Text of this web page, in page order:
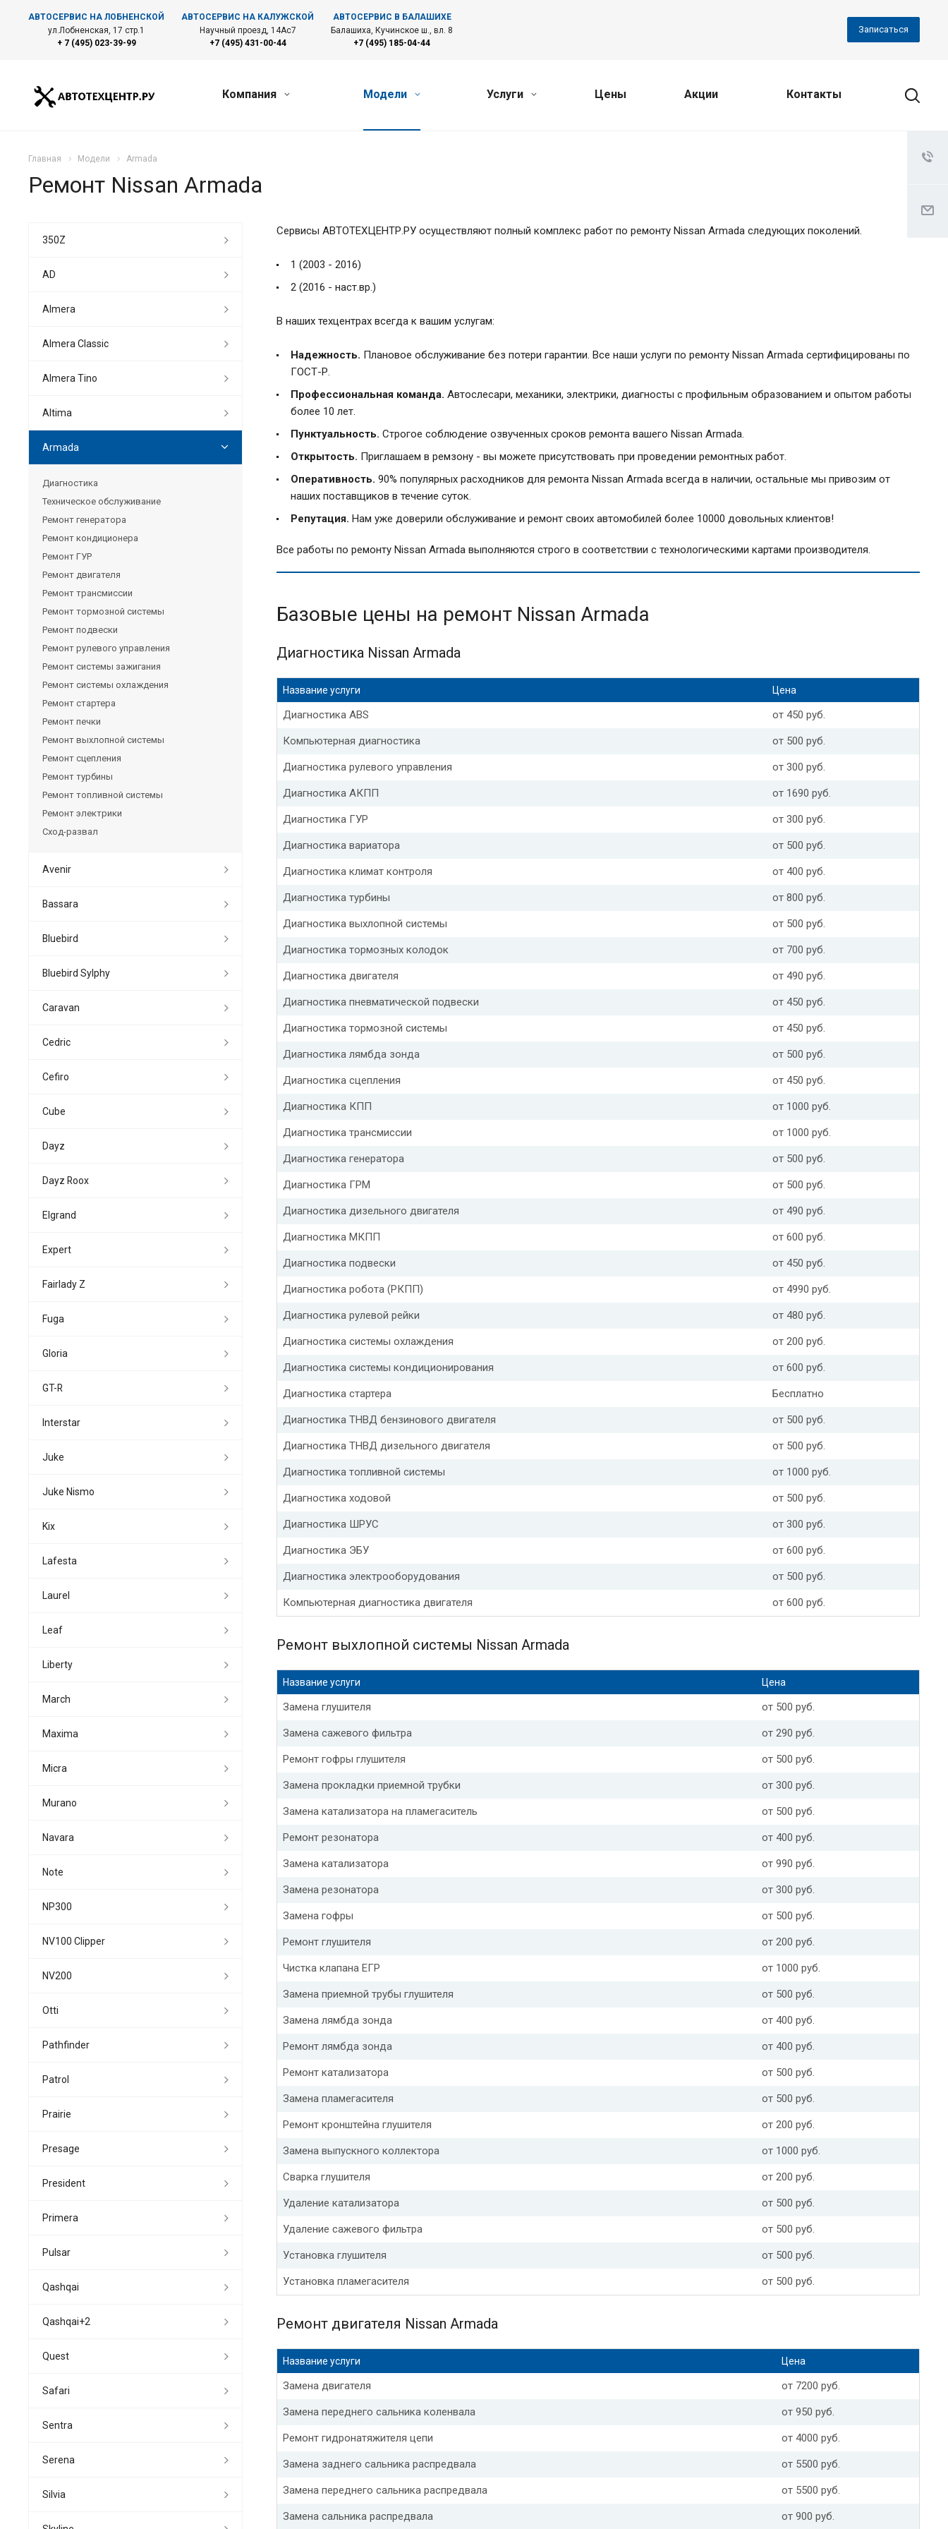
АВТОСЕРВИС НА ЛОБНЕНСКОЙ
ул.Лобненская, 17 стр.1
+ 7 (495) 023-39-99
АВТОСЕРВИС НА КАЛУЖСКОЙ
Научный проезд, 14Ас7
+7 (495) 431-00-44
АВТОСЕРВИС В БАЛАШИХЕ
Балашиха, Кучинское ш., вл. 8
+7 (495) 185-04-44
Записаться
Компания Модели Услуги Цены Акции Контакты
Главная Модели Armada
Ремонт Nissan Armada
Сервисы АВТОТЕХЦЕНТР.РУ осуществляют полный комплекс работ по ремонту Nissan Armada следующих поколений.
1 (2003 - 2016)
2 (2016 - наст.вр.)
В наших техцентрах всегда к вашим услугам:
Надежность. Плановое обслуживание без потери гарантии. Все наши услуги по ремонту Nissan Armada сертифицированы по
ГОСТ-Р.
Профессиональная команда. Автослесари, механики, электрики, диагносты с профильным образованием и опытом работы
более 10 лет.
Пунктуальность. Строгое соблюдение озвученных сроков ремонта вашего Nissan Armada.
Открытость. Приглашаем в ремзону - вы можете присутствовать при проведении ремонтных работ.
Оперативность. 90% популярных расходников для ремонта Nissan Armada всегда в наличии, остальные мы привозим от
наших поставщиков в течение суток.
Репутация. Нам уже доверили обслуживание и ремонт своих автомобилей более 10000 довольных клиентов!
Все работы по ремонту Nissan Armada выполняются строго в соответствии с технологическими картами производителя.
Базовые цены на ремонт Nissan Armada
Диагностика Nissan Armada
Название услуги Цена
Диагностика ABS от 450 руб.
Компьютерная диагностика от 500 руб.
Диагностика рулевого управления от 300 руб.
Диагностика АКПП от 1690 руб.
Диагностика ГУР от 300 руб.
Диагностика вариатора от 500 руб.
Диагностика климат контроля от 400 руб.
Диагностика турбины от 800 руб.
Диагностика выхлопной системы от 500 руб.
Диагностика тормозных колодок от 700 руб.
Диагностика двигателя от 490 руб.
Диагностика пневматической подвески от 450 руб.
Диагностика тормозной системы от 450 руб.
Диагностика лямбда зонда от 500 руб.
Диагностика сцепления от 450 руб.
Диагностика КПП от 1000 руб.
Диагностика трансмиссии от 1000 руб.
Диагностика генератора от 500 руб.
Диагностика ГРМ от 500 руб.
Диагностика дизельного двигателя от 490 руб.
Диагностика МКПП от 600 руб.
Диагностика подвески от 450 руб.
Диагностика робота (РКПП) от 4990 руб.
Диагностика рулевой рейки от 480 руб.
Диагностика системы охлаждения от 200 руб.
Диагностика системы кондиционирования от 600 руб.
Диагностика стартера Бесплатно
Диагностика ТНВД бензинового двигателя от 500 руб.
Диагностика ТНВД дизельного двигателя от 500 руб.
Диагностика топливной системы от 1000 руб.
Диагностика ходовой от 500 руб.
Диагностика ШРУС от 300 руб.
Диагностика ЭБУ от 600 руб.
Диагностика электрооборудования от 500 руб.
Компьютерная диагностика двигателя от 600 руб.
Ремонт выхлопной системы Nissan Armada
Название услуги Цена
Замена глушителя от 500 руб.
Замена сажевого фильтра от 290 руб.
Ремонт гофры глушителя от 500 руб.
Замена прокладки приемной трубки от 300 руб.
Замена катализатора на пламегаситель от 500 руб.
Ремонт резонатора от 400 руб.
Замена катализатора от 990 руб.
Замена резонатора от 300 руб.
Замена гофры от 500 руб.
Ремонт глушителя от 200 руб.
Чистка клапана ЕГР от 1000 руб.
Замена приемной трубы глушителя от 500 руб.
Замена лямбда зонда от 400 руб.
Ремонт лямбда зонда от 400 руб.
Ремонт катализатора от 500 руб.
Замена пламегасителя от 500 руб.
Ремонт кронштейна глушителя от 200 руб.
Замена выпускного коллектора от 1000 руб.
Сварка глушителя от 200 руб.
Удаление катализатора от 500 руб.
Удаление сажевого фильтра от 500 руб.
Установка глушителя от 500 руб.
Установка пламегасителя от 500 руб.
Ремонт двигателя Nissan Armada
Название услуги Цена
Замена двигателя от 7200 руб.
Замена переднего сальника коленвала от 950 руб.
Ремонт гидронатяжителя цепи от 4000 руб.
Замена заднего сальника распредвала от 5500 руб.
Замена переднего сальника распредвала от 5500 руб.
Замена сальника распредвала от 900 руб.
350Z
AD
Almera
Almera Classic
Almera Tino
Altima
Armada
Диагностика
Техническое обслуживание
Ремонт генератора
Ремонт кондиционера
Ремонт ГУР
Ремонт двигателя
Ремонт трансмиссии
Ремонт тормозной системы
Ремонт подвески
Ремонт рулевого управления
Ремонт системы зажигания
Ремонт системы охлаждения
Ремонт стартера
Ремонт печки
Ремонт выхлопной системы
Ремонт сцепления
Ремонт турбины
Ремонт топливной системы
Ремонт электрики
Сход-развал
Avenir
Bassara
Bluebird
Bluebird Sylphy
Caravan
Cedric
Cefiro
Cube
Dayz
Dayz Roox
Elgrand
Expert
Fairlady Z
Fuga
Gloria
GT-R
Interstar
Juke
Juke Nismo
Kix
Lafesta
Laurel
Leaf
Liberty
March
Maxima
Micra
Murano
Navara
Note
NP300
NV100 Clipper
NV200
Otti
Pathfinder
Patrol
Prairie
Presage
President
Primera
Pulsar
Qashqai
Qashqai+2
Quest
Safari
Sentra
Serena
Silvia